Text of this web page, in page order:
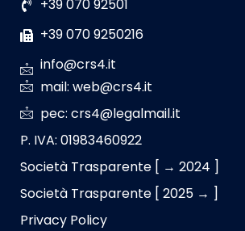
+39 070 92501
+39 070 9250216
info@crs4.it
mail: web@crs4.it
pec: crs4@legalmail.it
P. IVA: 01983460922
Società Trasparente [ → 2024 ]
Società Trasparente [ 2025 → ]
Privacy Policy